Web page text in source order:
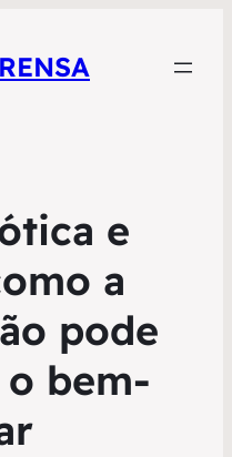
e
a
pode
bem-